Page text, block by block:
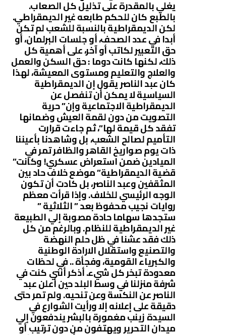
يغلي بالمقدرة على تذليل كل الصعاب.
بالطبع كان للحكم طابعه غير الديمقراطي.
لكن الديمقراطية بالنسبة للشعب لم تكن
أبدا في عدد الصحف، أو جلسات البرلمان، أو
حق التعبير لكاتب أو آخر، على أهمية كل
ذلك، لكنها كانت دوما : حق السكن والعمل
والعلاج والتعليم ومستوى المعيشة، لهذا
كان عبد الناصر يقول إن الديمقراطية
السياسية لا يمكن أن تنفصل عن
الديمقراطية الاجتماعية وإن” حرية
التصويت من دون لقمة العيش وضمانها
تفقد كل قيمة لها”، ثم جاءت قرارت
التأميم لصالح الشعب، بل وشاهدنا بأعيننا
ذات يوم صواريخ القاهر والظافر تمر في
الميادين ضمن استعراض عسكري! وكانت”
قضية الديمقراطية” موضع خلاف حاد بين
المثقفين وعبد الناصر، بل كادت أن تكون
الوجه الرئيسي للخلاف. وإذا قرأت معظم
روايات نجيب محفوظ بعد ” الثلاثية ”
ستجدها سهاما حادة مصوبة إلي الطبيعة
غير الديمقراطية للنظام. وبالرغم من كل
ذلك فقد عشنا في ظل حلم النهضة
والتصنيع واستقلال الارادة الوطنية
والكبرياء القومية، وفجأة .. في لحظات
معدودة تبخر كل شيء. أذكر أنني كنت في
شرفة منزلنا في وسط البلد حين أعلن عبد
الناصر عن النكسة وعن تنحيه. ولم تمر حتى
دقيقة على إعلانه إلا ورأيت الشوارع في
السيدة زينب مغمورة بالبشر يندفعون إلي
ميدان التحرير ويهتفون من دون ترتيب أو